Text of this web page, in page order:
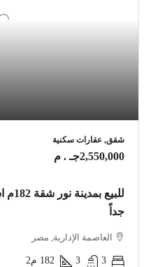
شقق, عقارات سكنية
2,550,000جـ . م
جداً
العاصمة الإدارية, مصر
3
3
182 م2